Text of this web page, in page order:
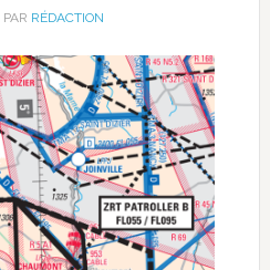
PAR RÉDACTION